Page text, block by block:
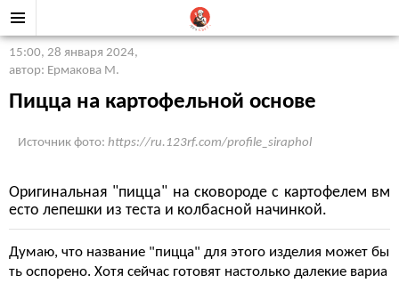
15:00, 28 января 2024,
автор: Ермакова М.
Пицца на картофельной основе
Источник фото: https://ru.123rf.com/profile_siraphol
Оригинальная "пицца" на сковороде с картофелем вм
есто лепешки из теста и колбасной начинкой.
Думаю, что название "пицца" для этого изделия может бы
ть оспорено. Хотя сейчас готовят настолько далекие вариа